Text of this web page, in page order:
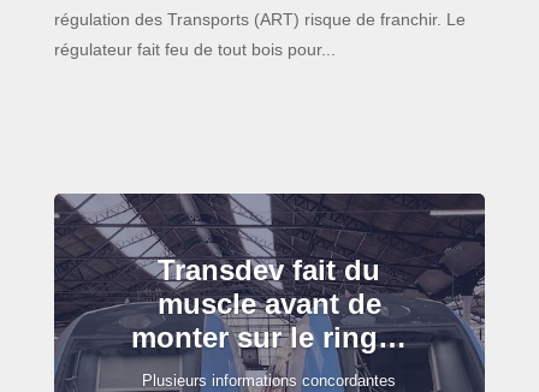
régulation des Transports (ART) risque de franchir. Le
régulateur fait feu de tout bois pour...
Transdev fait du
muscle avant de
monter sur le ring…
Plusieurs informations concordantes